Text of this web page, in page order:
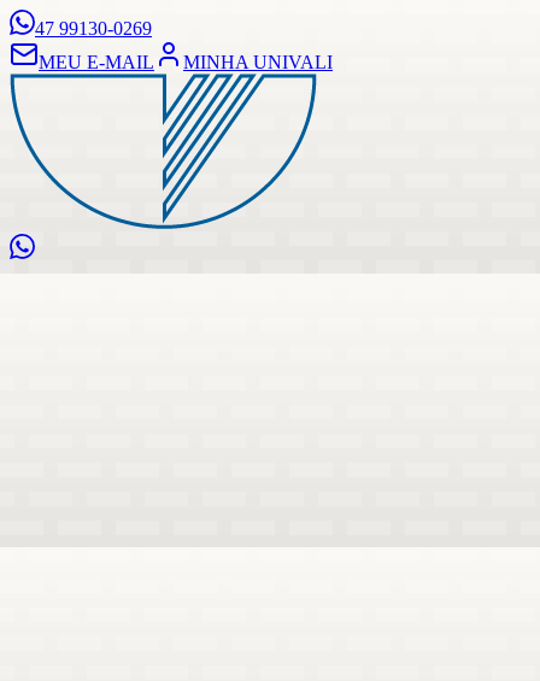
47 99130-0269
MEU E-MAIL
MINHA UNIVALI